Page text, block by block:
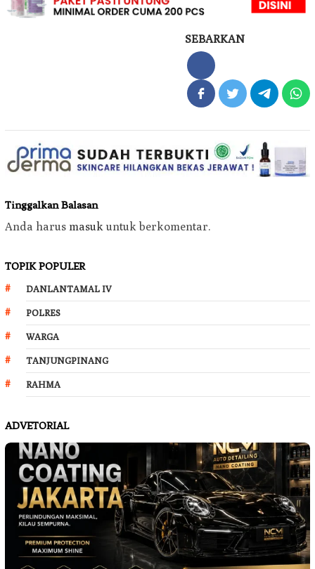
SEBARKAN
Tinggalkan Balasan
Anda harus masuk untuk berkomentar.
TOPIK POPULER
DANLANTAMAL IV
POLRES
WARGA
TANJUNGPINANG
RAHMA
ADVETORIAL